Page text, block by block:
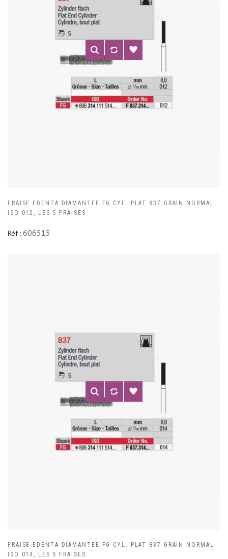
FRAISE EDENTA DIAMANTEE FG CYL. PLAT 837 GRAIN NORMAL
ISO 012, LES 5 FRAISES
Réf : 606515
FRAISE EDENTA DIAMANTEE FG CYL. PLAT 837 GRAIN NORMAL
ISO 014, LES 5 FRAISES